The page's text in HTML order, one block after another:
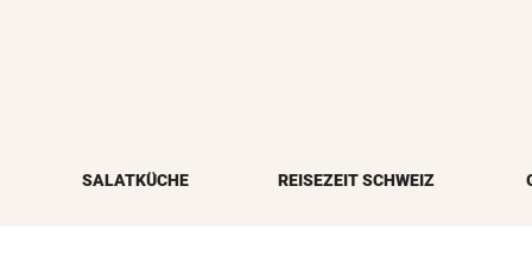
SALATKÜCHE REISEZEIT SCHWEIZ